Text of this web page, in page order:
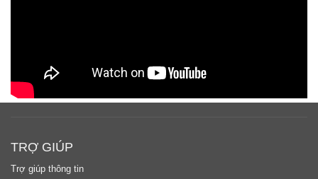
TRỢ GIÚP
Trợ giúp thông tin